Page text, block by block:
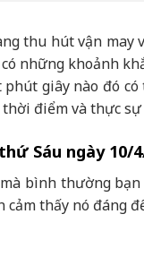
thu hút vận
những khoảnh
giây nào đó
điểm và thực
Sáu ngày 10/
bình thường
cảm thấy nó đáng